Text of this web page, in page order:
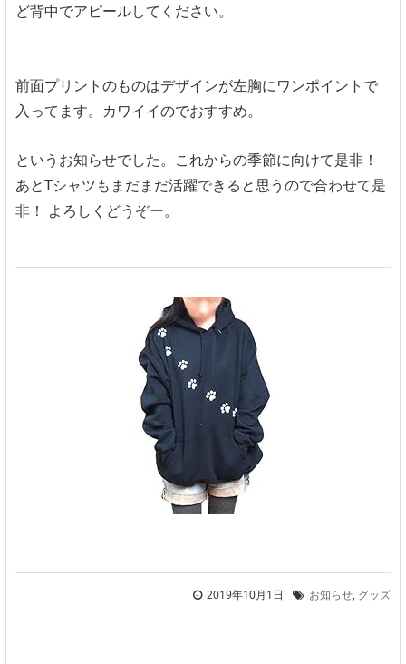
ど背中でアピールしてください。
前面プリントのものはデザインが左胸にワンポイントで
入ってます。カワイイのでおすすめ。
というお知らせでした。これからの季節に向けて是非！
あとTシャツもまだまだ活躍できると思うので合わせて是
非！ よろしくどうぞー。
2019年10月1日 お知らせ, グッズ